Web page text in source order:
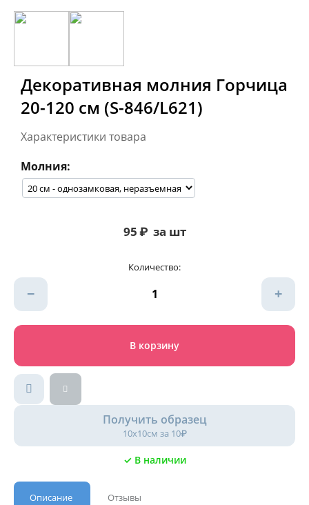
Декоративная молния Горчица
20-120 см (S-846/L621)
Характеристики товара
Молния:
95₽ за шт
Количество:
+
−
В корзину
Получить образец
10х10см за 10₽
✓ В наличии
Описание
Отзывы